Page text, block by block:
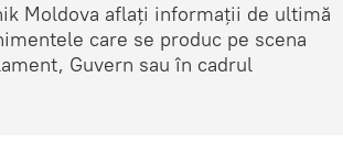
Moldova aflați informații de ultimă
care se produc pe scena
Guvern sau în cadrul